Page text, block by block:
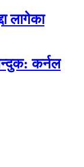
लागेका
कर्नल